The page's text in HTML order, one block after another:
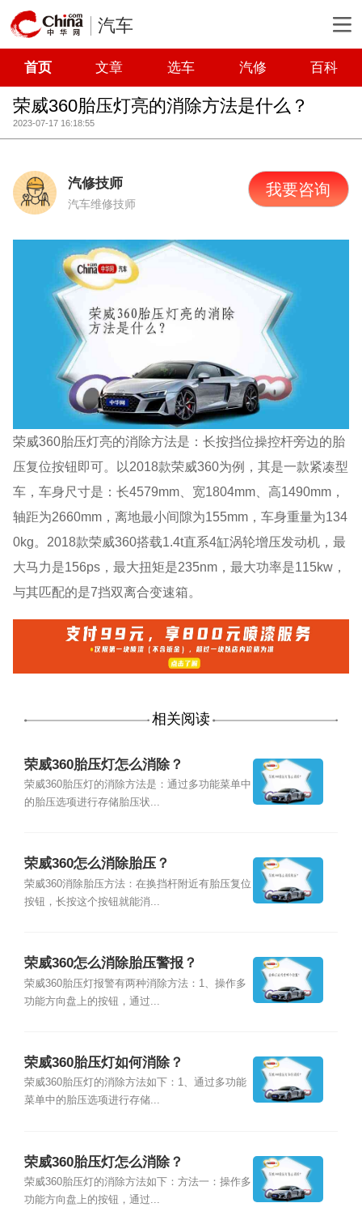
汽车
首页 文章 选车 汽修 百科
荣威360胎压灯亮的消除方法是什么？
2023-07-17 16:18:55
汽修技师
汽车维修技师
我要咨询
荣威360胎压灯亮的消除方法是：长按挡位操控杆旁边的胎
压复位按钮即可。以2018款荣威360为例，其是一款紧凑型
车，车身尺寸是：长4579mm、宽1804mm、高1490mm，
轴距为2660mm，离地最小间隙为155mm，车身重量为134
0kg。2018款荣威360搭载1.4t直系4缸涡轮增压发动机，最
大马力是156ps，最大扭矩是235nm，最大功率是115kw，
与其匹配的是7挡双离合变速箱。
相关阅读
荣威360胎压灯怎么消除？
荣威360胎压灯的消除方法是：通过多功能菜单中
的胎压选项进行存储胎压状...
荣威360怎么消除胎压？
荣威360消除胎压方法：在换挡杆附近有胎压复位
按钮，长按这个按钮就能消...
荣威360怎么消除胎压警报？
荣威360胎压灯报警有两种消除方法：1、操作多
功能方向盘上的按钮，通过...
荣威360胎压灯如何消除？
荣威360胎压灯的消除方法如下：1、通过多功能
菜单中的胎压选项进行存储...
荣威360胎压灯怎么消除？
荣威360胎压灯的消除方法如下：方法一：操作多
功能方向盘上的按钮，通过...